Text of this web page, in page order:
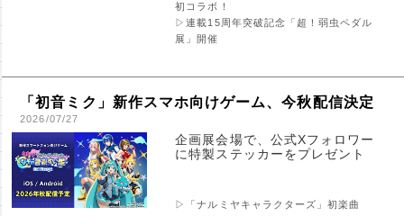
初コラボ！
▷連載15周年突破記念「超！弱虫ペダル
展」開催
「初音ミク」新作スマホ向けゲーム、今秋配信決定
2026/07/27
企画展会場で、公式Xフォロワー
に特製ステッカーをプレゼント
▷「ナルミヤキャラクターズ」初楽曲